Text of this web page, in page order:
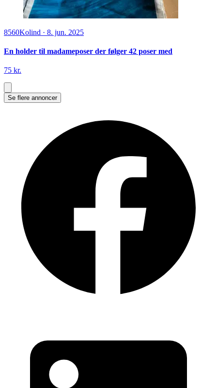
8560Kolind · 8. jun. 2025
En holder til madameposer der følger 42 poser med
75 kr.
Se flere annoncer